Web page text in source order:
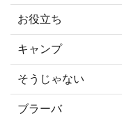
お役立ち
キャンプ
そうじゃない
ブラーバ